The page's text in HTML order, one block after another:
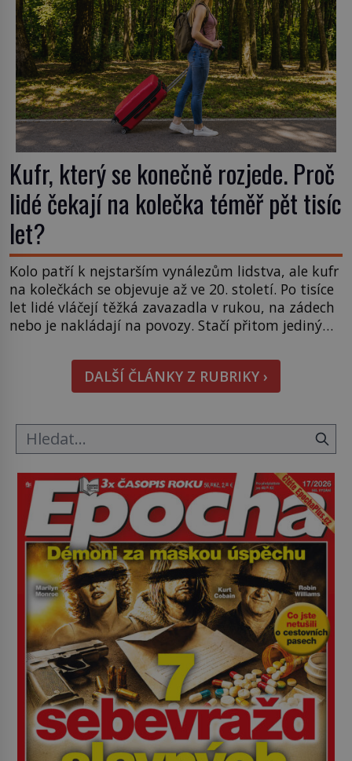
Kufr, který se konečně rozjede. Proč
lidé čekají na kolečka téměř pět tisíc
let?
Kolo patří k nejstarším vynálezům lidstva, ale kufr
na kolečkách se objevuje až ve 20. století. Po tisíce
let lidé vláčejí těžká zavazadla v rukou, na zádech
nebo je nakládají na povozy. Stačí přitom jediný
nikdo dlouho nedostane. Až jednou se na letišti
ozve věta, která změní […]
DALŠÍ ČLÁNKY Z RUBRIKY ›